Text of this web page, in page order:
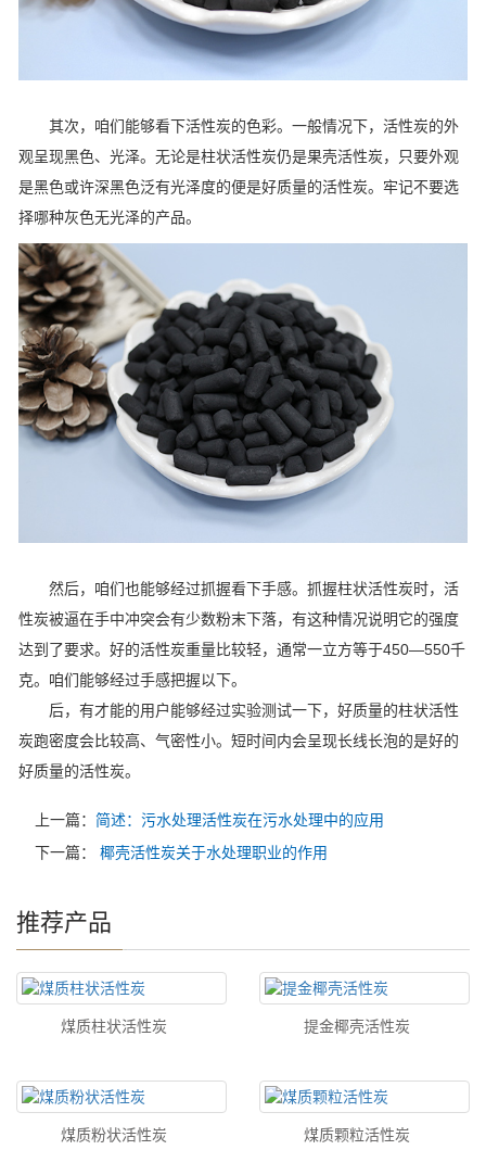
其次，咱们能够看下活性炭的色彩。一般情况下，活性炭的外
观呈现黑色、光泽。无论是柱状活性炭仍是果壳活性炭，只要外观
是黑色或许深黑色泛有光泽度的便是好质量的活性炭。牢记不要选
择哪种灰色无光泽的产品。
然后，咱们也能够经过抓握看下手感。抓握柱状活性炭时，活
性炭被逼在手中冲突会有少数粉末下落，有这种情况说明它的强度
达到了要求。好的活性炭重量比较轻，通常一立方等于450—550千
克。咱们能够经过手感把握以下。
后，有才能的用户能够经过实验测试一下，好质量的柱状活性
炭跑密度会比较高、气密性小。短时间内会呈现长线长泡的是好的
好质量的活性炭。
上一篇： 简述：污水处理活性炭在污水处理中的应用
下一篇：
椰壳活性炭关于水处理职业的作用
推荐产品
煤质柱状活性炭 提金椰壳活性炭
煤质粉状活性炭 煤质颗粒活性炭